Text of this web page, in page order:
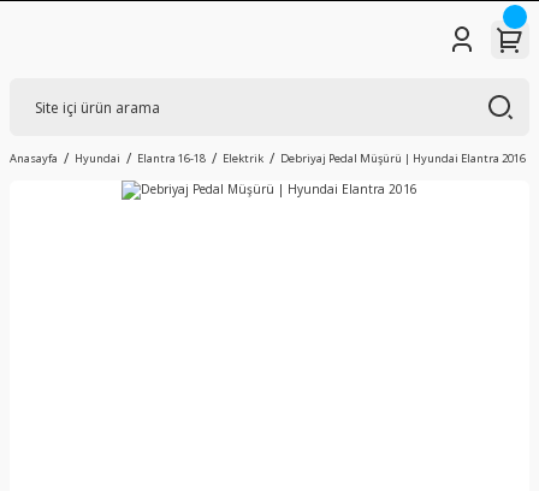
Anasayfa Hyundai Elantra 16-18 Elektrik Debriyaj Pedal Müşürü | Hyundai Elantra 2016